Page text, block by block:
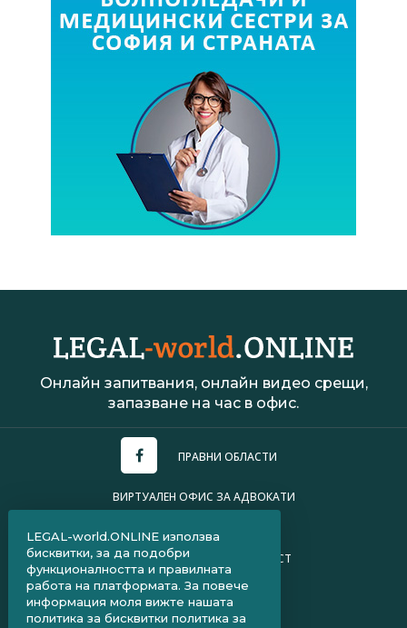
Онлайн запитвания, онлайн видео срещи,
запазване на час в офис.
ПРАВНИ ОБЛАСТИ
ВИРТУАЛЕН ОФИС ЗА АДВОКАТИ
ПОЛИТИКА ЗА ПОВЕРИТЕЛНОСТ
ЧЗВ ЗА КЛИЕНТИ
ЧЗВ ЗА АДВОКАТИ
LEGAL-world.ONLINE използва
бисквитки, за да подобри
функционалността и правилната
работа на платформата. За повече
информация моля вижте нашата
политика за бисквитки политика за